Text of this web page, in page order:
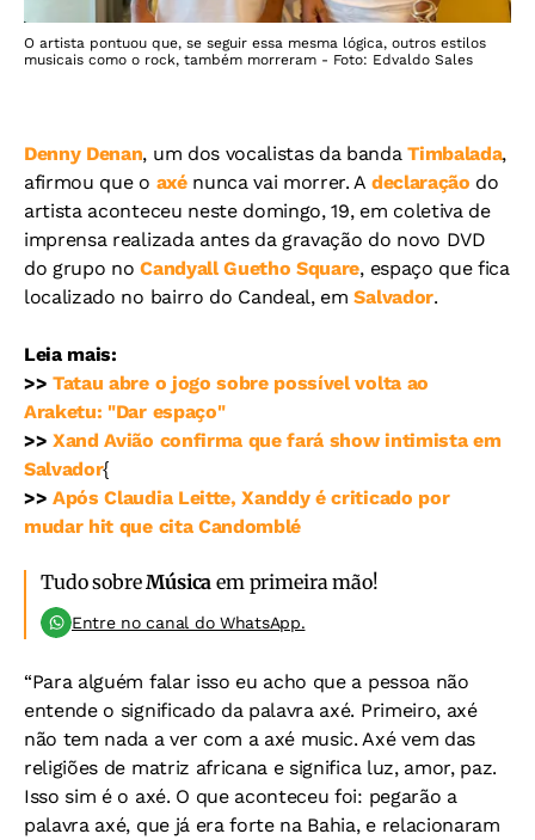
O artista pontuou que, se seguir essa mesma lógica, outros estilos
musicais como o rock, também morreram - Foto: Edvaldo Sales
Denny Denan, um dos vocalistas da bandaTimbalada,
afirmou que o axénunca vai morrer. A declaração do
artista aconteceu neste domingo, 19, em coletiva de
imprensa realizada antes da gravação do novo DVD
do grupo noCandyall Guetho Square, espaço que fica
localizado no bairro do Candeal, emSalvador.
Leia mais:
>>Tatau abre o jogo sobre possível volta ao
Araketu: "Dar espaço"
>>Xand Avião confirma que fará show intimista em
Salvador{
>>Após Claudia Leitte, Xanddy é criticado por
mudar hit que cita Candomblé
Tudo sobreMúsica em primeira mão!
Entre no canal do WhatsApp.
“Para alguém falar isso eu acho que a pessoa não
entende o significado da palavra axé. Primeiro, axé
não tem nada a ver com a axé music. Axé vem das
religiões de matriz africana e significa luz, amor, paz.
Isso sim é o axé. O que aconteceu foi: pegarão a
palavra axé, que já era forte na Bahia, e relacionaram